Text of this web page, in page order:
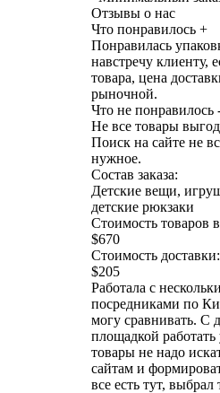
Отзывы о нас
Что понравилось +
Понравилась
навстречу клиенту,
товара, цена
рыночной.
Что не понравилось
Не все товары
Поиск на сайте не
нужное.
Состав заказа:
Детские вещи,
детские рюкзаки
Стоимость товаров в
$670
Стоимость доставки:
$205
Работала с
посредниками по
могу сравнивать. С
площадкой работать
товары не надо
сайтам и
все есть тут,